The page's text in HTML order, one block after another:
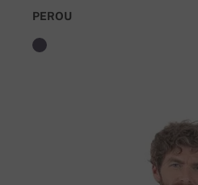
PEROU